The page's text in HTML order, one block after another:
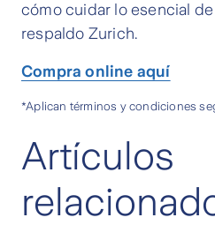
cómo cuidar lo esencial
respaldo Zurich.
Compra online aquí
*Aplican términos y condiciones
Artículos